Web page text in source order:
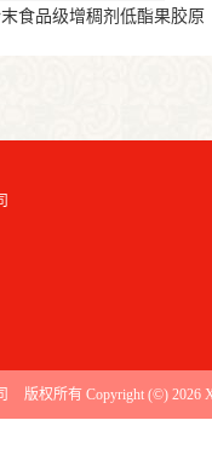
食品级增稠剂低酯果胶原
版权所有 Copyright (©) 2026